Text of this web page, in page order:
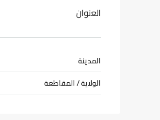
العنوان
المدينة
الولاية / المقاطعة